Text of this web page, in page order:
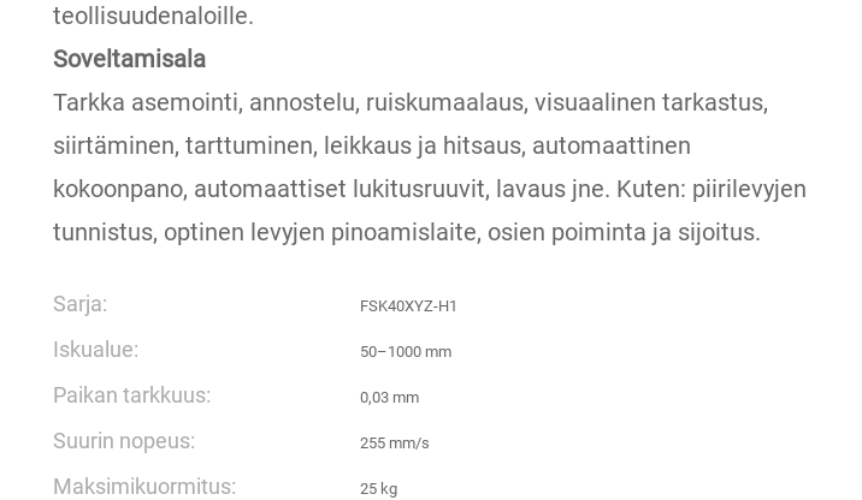
teollisuudenaloille.
Soveltamisala
Tarkka asemointi, annostelu, ruiskumaalaus, visuaalinen tarkastus,
siirtäminen, tarttuminen, leikkaus ja hitsaus, automaattinen
kokoonpano, automaattiset lukitusruuvit, lavaus jne. Kuten: piirilevyjen
tunnistus, optinen levyjen pinoamislaite, osien poiminta ja sijoitus.
Sarja: FSK40XYZ-H1
Iskualue: 50–1000 mm
Paikan tarkkuus: 0,03 mm
Suurin nopeus: 255 mm/s
Maksimikuormitus: 25 kg